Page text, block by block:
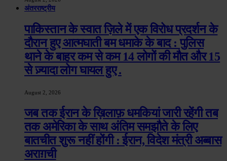
अंतरराष्ट्रीय
पाकिस्तान के स्वात ज़िले में एक विरोध प्रदर्शन के
दौरान हुए आत्मघाती बम धमाके के बाद : पुलिस
थाने के बाहर कम से कम 14 लोगों की मौत और 15
से ज़्यादा लोग घायल हुए .
August 2, 2026
जब तक ईरान के ख़िलाफ़ धमकियां जारी रहेंगी तब
तक अमेरिका के साथ अंतिम समझौते के लिए
बातचीत शुरू नहीं होंगी : ईरान, विदेश मंत्री अब्बास
अराग़ची